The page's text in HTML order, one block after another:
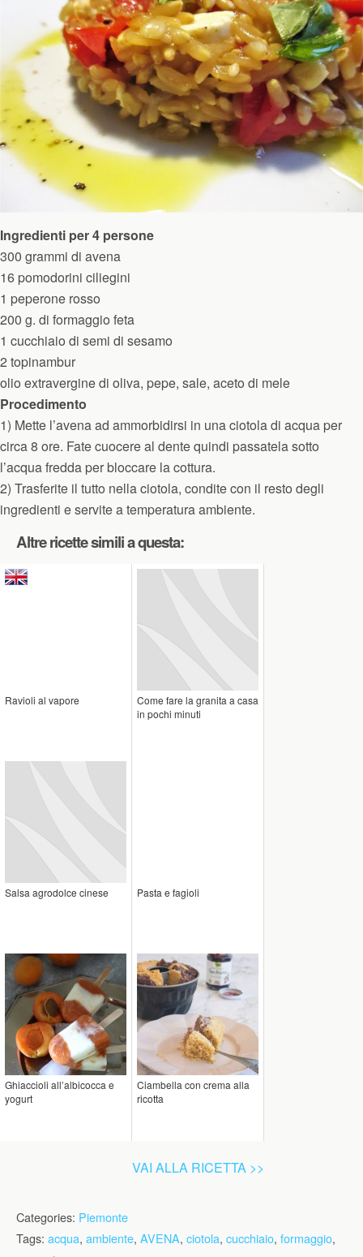
Ingredienti per 4 persone
300 grammi di avena
16 pomodorini ciliegini
1 peperone rosso
200 g. di formaggio feta
1 cucchiaio di semi di sesamo
2 topinambur
olio extravergine di oliva, pepe, sale, aceto di mele
Procedimento
1) Mette l’avena ad ammorbidirsi in una ciotola di acqua per
circa 8 ore. Fate cuocere al dente quindi passatela sotto
l’acqua fredda per bloccare la cottura.
2) Trasferite il tutto nella ciotola, condite con il resto degli
ingredienti e servite a temperatura ambiente.
Altre ricette simili a questa:
Ravioli al vapore
Come fare la granita a casa
in pochi minuti
Salsa agrodolce cinese Pasta e fagioli
Ghiaccioli all’albicocca e
yogurt
Ciambella con crema alla
ricotta
VAI ALLA RICETTA >>
Categories: Piemonte
Tags: acqua, ambiente, AVENA, ciotola, cucchiaio, formaggio,